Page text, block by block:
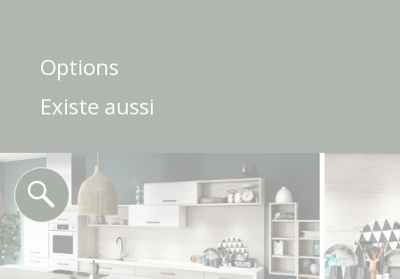
Options
Existe aussi